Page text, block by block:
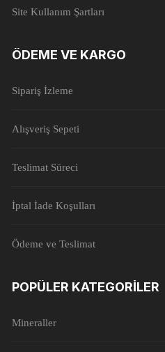
Site Kullanım Şartları
ÖDEME VE KARGO
Sipariş İzleme
Alışveriş Sepeti
Teslimat Süreci
İptal İade Koşulları
Ödeme ve Teslimat
POPÜLER KATEGORILER
Mineraller